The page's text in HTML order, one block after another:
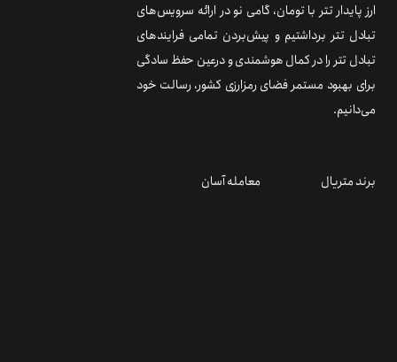
ارز پایدار تتر با تومان، گامی نو در ارائه سرویس‌های
تبادل تتر برداشتیم و پیش‌بردن تمامی فرایندهای
تبادل تتر را در کمال هوشمندی و درعین حفظ سادگی
برای بهبود مستمر فضای رمزارزی کشور، رسالت خود
می‌دانیم.
برند متریال معامله آسان